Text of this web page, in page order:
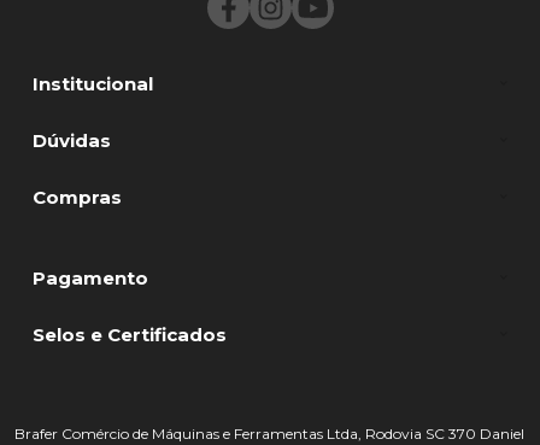
Institucional
Dúvidas
Compras
Pagamento
Selos e Certificados
Brafer Comércio de Máquinas e Ferramentas Ltda, Rodovia SC 370 Daniel